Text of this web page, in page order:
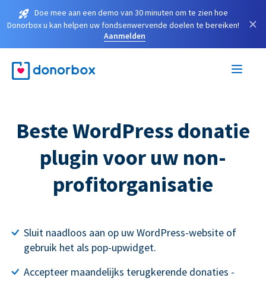
Doe mee aan een demo van 30 minuten om te zien hoe
Donorbox u kan helpen uw fondsenwervende doelen te bereiken!
Aanmelden
×
Beste WordPress donatie
plugin voor uw non-
profitorganisatie
Sluit naadloos aan op uw WordPress-website of
gebruik het als pop-upwidget.
Accepteer maandelijks terugkerende donaties -